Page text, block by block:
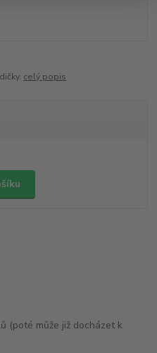
celý popis
(poté může již docházet k